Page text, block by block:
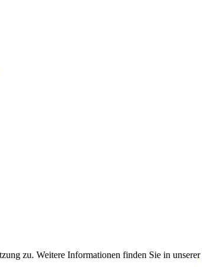
zu. Weitere Informationen finden Sie in unserer